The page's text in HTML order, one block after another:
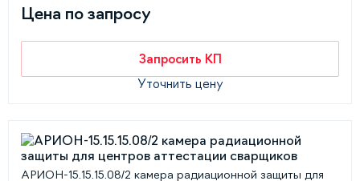
Цена по запросу
Запросить КП
Уточнить цену
АРИОН-15.15.15.08/2 камера радиационной защиты для